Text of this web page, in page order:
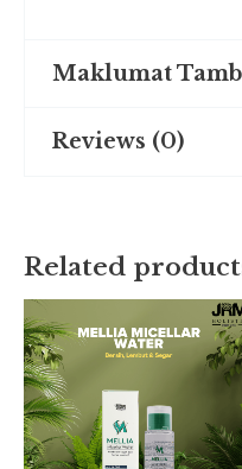
Maklumat
Weight
Reviews (0)
Be the first to
MAGENTA
You must be
Related